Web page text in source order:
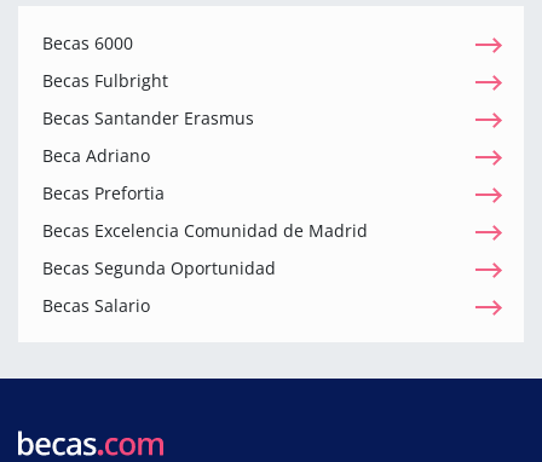
Becas 6000
Becas Fulbright
Becas Santander Erasmus
Beca Adriano
Becas Prefortia
Becas Excelencia Comunidad de Madrid
Becas Segunda Oportunidad
Becas Salario